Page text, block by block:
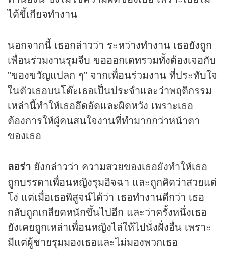
ได้ขี้เกียจทำงาน
นอกจากนี้ เธอกล่าวว่า ระหว่างทำงาน เธอยังถูก
เพื่อนร่วมงานรุมจีบ ขอออกเดทรวมทั้งต้องเจอกับ
"ของขวัญแปลก ๆ" จากเพื่อนร่วมงาน ที่ประทับใจ
ในตัวเธอบนโต๊ะเธอเป็นประจำและว่าพฤติกรรม
เหล่านี้ทำให้เธออึดอัดและผิดหวัง เพราะเธอ
ต้องการให้ผู้คนสนใจงานที่ทำมากกว่าหน้าตา
ของเธอ
ลอร่า ยังกล่าวว่า ความสวยของเธอยังทำให้เธอ
ถูกบรรดาเพื่อนหญิงรุมอิจฉา และถูกคิดว่าสวยแต่
โง่ แต่เมื่อเธอพิสูจน์ได้ว่า เธอทำงานดีกว่า เธอ
กลับถูกเกลียดหนักขึ้นไปอีก และว่าครั้งหนึ่งเธอ
ยังเคยถูกเหล่าเพื่อนหญิงไล่ให้ไปนั่งฝั่งอื่น เพราะ
มีแต่ผู้ชายรุมมองเธอและไม่มองพวกเธอ